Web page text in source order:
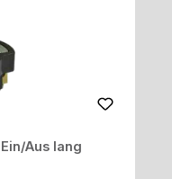
Aus lang